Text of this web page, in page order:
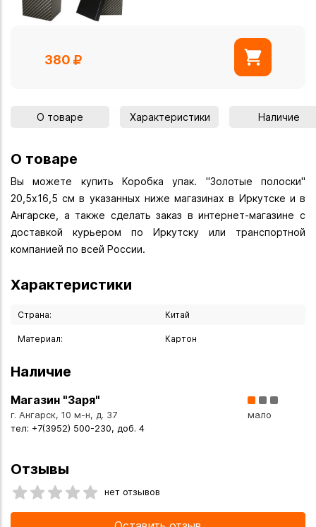
380
О товаре Характеристики Наличие
О товаре
Вы можете купить Коробка упак. "Золотые полоски"
20,5х16,5 см в указанных ниже магазинах в Иркутске и в
Ангарске, а также сделать заказ в интернет-магазине с
доставкой курьером по Иркутску или транспортной
компанией по всей России.
Характеристики
Страна: Китай
Материал: Картон
Наличие
Магазин "Заря"
г. Ангарск, 10 м-н, д. 37
тел: +7(3952) 500-230, доб. 4
мало
Отзывы
нет отзывов